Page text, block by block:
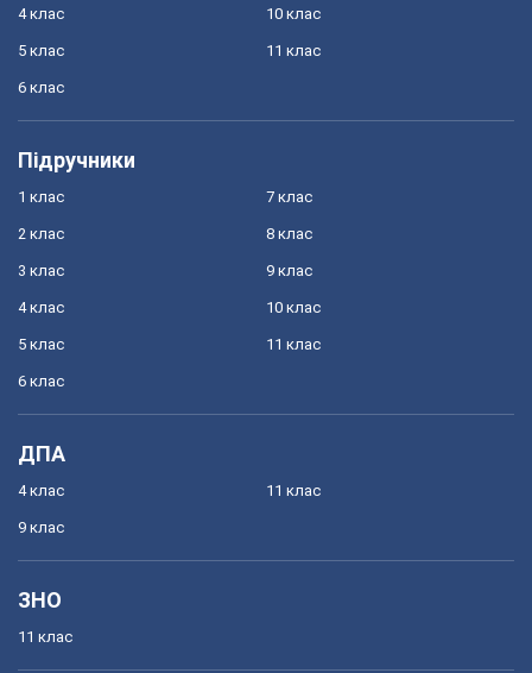
4 клас
5 клас
6 клас
10 клас
11 клас
Підручники
1 клас
2 клас
3 клас
4 клас
5 клас
6 клас
7 клас
8 клас
9 клас
10 клас
11 клас
ДПА
4 клас
9 клас
11 клас
ЗНО
11 клас